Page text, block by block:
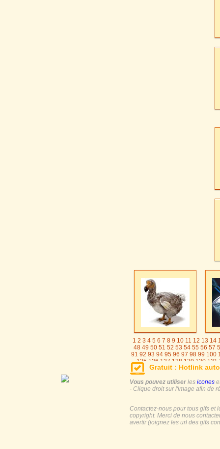
1 2 3 4 5 6 7 8 9 10 11 12 13 14
48 49 50 51 52 53 54 55 56 57
91 92 93 94 95 96 97 98 99 100
125 126 127 128 129 130 131
155
156 157 158 159 160 161
185
Gratuit : Hotlink
Vous pouvez utiliser les icones
- Clique droit sur l'image afin de
Contactez-nous pour tous gifs et
copyright. Merci de nous
avertir (joignez les url des gifs